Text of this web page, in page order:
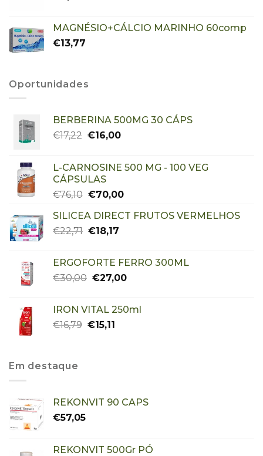
MAGNÉSIO+CÁLCIO MARINHO 60comp
€13,77
Oportunidades
BERBERINA 500MG 30 CÁPS
€17,22 €16,00
L-CARNOSINE 500 MG - 100 VEG
CÁPSULAS
€76,10 €70,00
SILICEA DIRECT FRUTOS VERMELHOS
€22,71 €18,17
ERGOFORTE FERRO 300ML
€30,00 €27,00
IRON VITAL 250ml
€16,79 €15,11
Em destaque
REKONVIT 90 CAPS
€57,05
REKONVIT 500Gr PÓ